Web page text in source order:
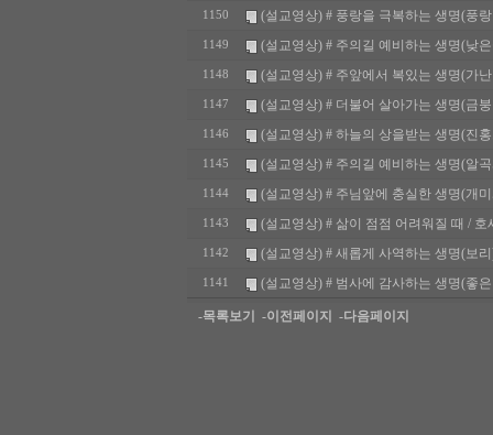
1150 (설교영상) # 풍랑을 극복하는 생명(풍
1149 (설교영상) # 주의길 예비하는 생명(낮
1148 (설교영상) # 주앞에서 복있는 생명(가
1147 (설교영상) # 더불어 살아가는 생명(금
1146 (설교영상) # 하늘의 상을받는 생명(진
1145 (설교영상) # 주의길 예비하는 생명(알
1144 (설교영상) # 주님앞에 충실한 생명(개
1143 (설교영상) # 삶이 점점 어려워질 때 / 호
1142 (설교영상) # 새롭게 사역하는 생명(보
1141 (설교영상) # 범사에 감사하는 생명(좋
-목록보기 -이전페이지 -다음페이지